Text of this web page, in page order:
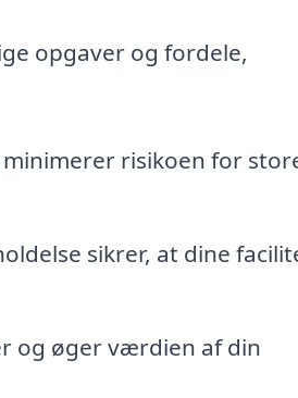
opgaver og fordele,
risikoen for
sikrer, at dine
og øger værdien af din